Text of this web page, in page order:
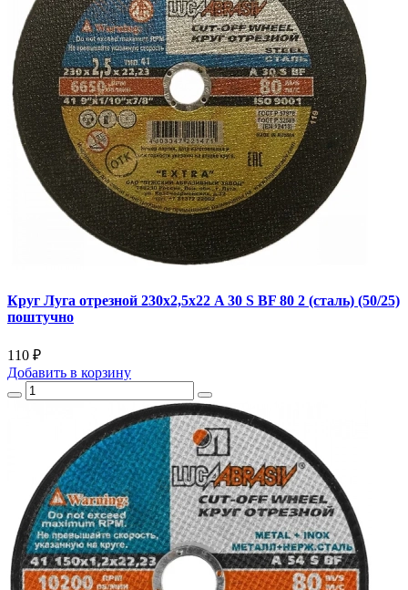
Круг Луга отрезной 230х2,5х22 A 30 S BF 80 2 (сталь) (50/25)
поштучно
110 ₽
Добавить в корзину